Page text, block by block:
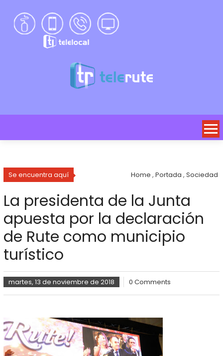
Se encuentra aquí Home ,Portada ,Sociedad
La presidenta de la Junta
apuesta por la declaración
de Rute como municipio
turístico
martes, 13 de noviembre de 2018 0 Comments